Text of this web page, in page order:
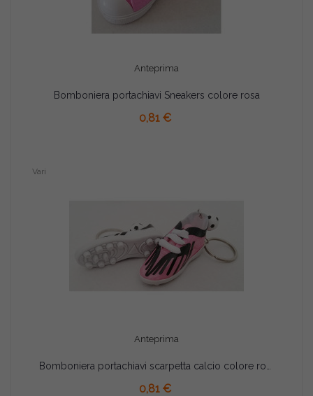
Anteprima
Bomboniera portachiavi Sneakers colore rosa
0,81 €
Anteprima
Vari
0,81 €